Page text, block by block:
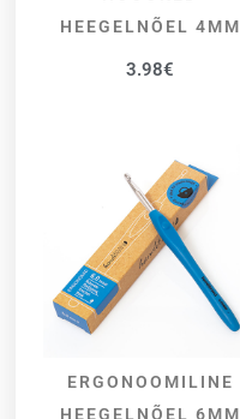
HEEGELNÕEL 4MM
3.98€
LISA KORVI
ERGONOOMILINE
HEEGELNÕEL 6MM